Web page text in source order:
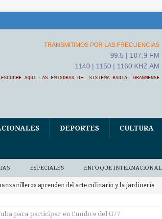
TRANSMITIMOS POR LAS FRECUENCIAS
99.5 | 107.9 FM
1140 | 1150 | 1160 KHZ AM
ESCUCHE AQUÍ LAS EMISORAS DEL SISTEMA RADIAL GRANMENSE
DEPORTES CULTURA
ESPECIALES ENFOQUE INTERNACIONAL
aprenden del arte culinario y la jardinería
para participar en Cumbre del G77